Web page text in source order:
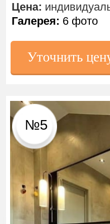
Цена:
Галерея: 6 фото
Уточнить
№5